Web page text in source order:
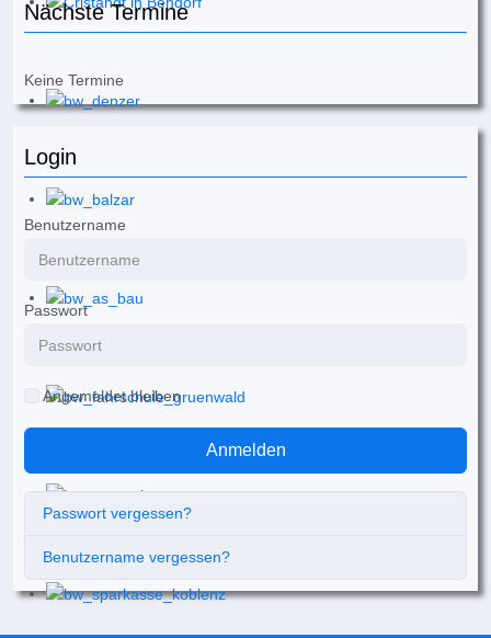
Nächste Termine
Keine Termine
Login
Benutzername
Passwort
Angemeldet bleiben
Anmelden
Passwort vergessen?
Benutzername vergessen?